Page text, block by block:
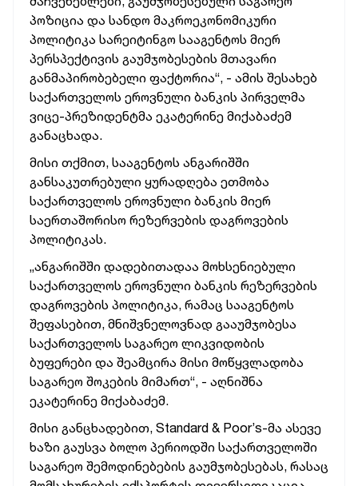
პოზიცია და სანდო მაკროეკონომიკური
პოლიტიკა სარეიტინგო სააგენტოს მიერ
პერსპექტივის გაუმჯობესების მთავარი
განმაპირობებელი ფაქტორია“, - ამის შესახებ
საქართველოს ეროვნული ბანკის პირველმა
ვიცე-პრეზიდენტმა ეკატერინე მიქაბაძემ
განაცხადა.
მისი თქმით, სააგენტოს ანგარიშში
განსაკუთრებული ყურადღება ეთმობა
საქართველოს ეროვნული ბანკის მიერ
საერთაშორისო რეზერვების დაგროვების
პოლიტიკას.
„ანგარიშში დადებითადაა მოხსენიებული
საქართველოს ეროვნული ბანკის რეზერვების
დაგროვების პოლიტიკა, რამაც სააგენტოს
შეფასებით, მნიშვნელოვნად გააუმჯობესა
საქართველოს საგარეო ლიკვიდობის
ბუფერები და შეამცირა მისი მოწყვლადობა
საგარეო შოკების მიმართ“, - აღნიშნა
ეკატერინე მიქაბაძემ.
მისი განცხადებით, Standard & Poor’s-მა ასევე
ხაზი გაუსვა ბოლო პერიოდში საქართველოში
საგარეო შემოდინებების გაუმჯობესებას, რასაც